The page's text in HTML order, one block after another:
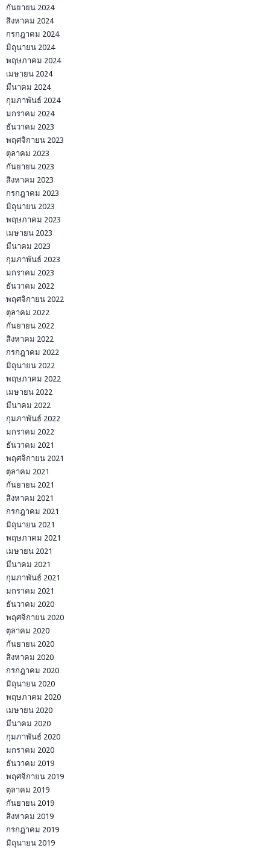
กันยายน 2024
สิงหาคม 2024
กรกฎาคม 2024
มิถุนายน 2024
พฤษภาคม 2024
เมษายน 2024
มีนาคม 2024
กุมภาพันธ์ 2024
มกราคม 2024
ธันวาคม 2023
พฤศจิกายน 2023
ตุลาคม 2023
กันยายน 2023
สิงหาคม 2023
กรกฎาคม 2023
มิถุนายน 2023
พฤษภาคม 2023
เมษายน 2023
มีนาคม 2023
กุมภาพันธ์ 2023
มกราคม 2023
ธันวาคม 2022
พฤศจิกายน 2022
ตุลาคม 2022
กันยายน 2022
สิงหาคม 2022
กรกฎาคม 2022
มิถุนายน 2022
พฤษภาคม 2022
เมษายน 2022
มีนาคม 2022
กุมภาพันธ์ 2022
มกราคม 2022
ธันวาคม 2021
พฤศจิกายน 2021
ตุลาคม 2021
กันยายน 2021
สิงหาคม 2021
กรกฎาคม 2021
มิถุนายน 2021
พฤษภาคม 2021
เมษายน 2021
มีนาคม 2021
กุมภาพันธ์ 2021
มกราคม 2021
ธันวาคม 2020
พฤศจิกายน 2020
ตุลาคม 2020
กันยายน 2020
สิงหาคม 2020
กรกฎาคม 2020
มิถุนายน 2020
พฤษภาคม 2020
เมษายน 2020
มีนาคม 2020
กุมภาพันธ์ 2020
มกราคม 2020
ธันวาคม 2019
พฤศจิกายน 2019
ตุลาคม 2019
กันยายน 2019
สิงหาคม 2019
กรกฎาคม 2019
มิถุนายน 2019